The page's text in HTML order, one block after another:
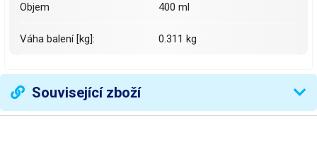
Objem 400 ml
Váha balení [kg]: 0.311 kg
Související zboží